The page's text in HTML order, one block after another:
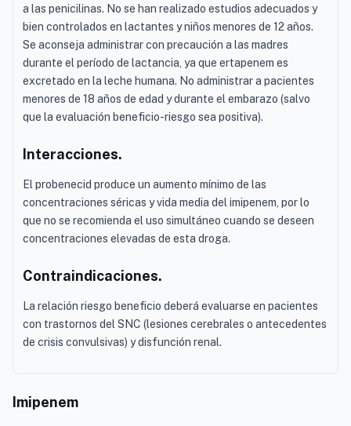
a las penicilinas. No se han realizado estudios adecuados y
bien controlados en lactantes y niños menores de 12 años.
Se aconseja administrar con precaución a las madres
durante el período de lactancia, ya que ertapenem es
excretado en la leche humana. No administrar a pacientes
menores de 18 años de edad y durante el embarazo (salvo
que la evaluación beneficio-riesgo sea positiva).
Interacciones.
El probenecid produce un aumento mínimo de las
concentraciones séricas y vida media del imipenem, por lo
que no se recomienda el uso simultáneo cuando se deseen
concentraciones elevadas de esta droga.
Contraindicaciones.
La relación riesgo beneficio deberá evaluarse en pacientes
con trastornos del SNC (lesiones cerebrales o antecedentes
de crisis convulsivas) y disfunción renal.
Imipenem